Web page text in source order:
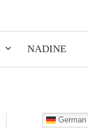
NADINE
German